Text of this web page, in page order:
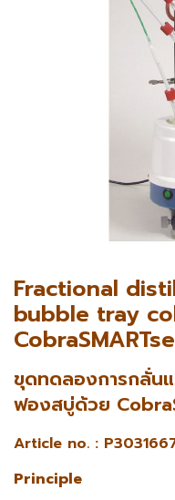
Fractional
bubble tray
ขุดทดลองการกลั่น
ฟองสบู่ด้วย
Article no. :
Principle